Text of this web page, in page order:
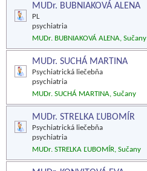
MUDr. BUBNIAKOVÁ ALENA
PL
psychiatria
MUDr. BUBNIAKOVÁ ALENA, Sučany
MUDr. SUCHÁ MARTINA
Psychiatrická liečebňa
psychiatria
MUDr. SUCHÁ MARTINA, Sučany
MUDr. STRELKA ĽUBOMÍR
Psychiatrická liečebňa
psychiatria
MUDr. STRELKA ĽUBOMÍR, Sučany